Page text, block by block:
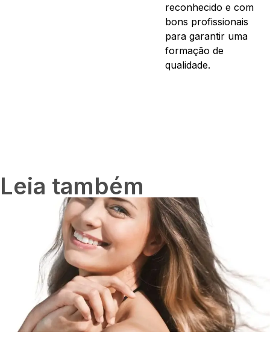
reconhecido e com
bons profissionais
para garantir uma
formação de
qualidade.
Leia também